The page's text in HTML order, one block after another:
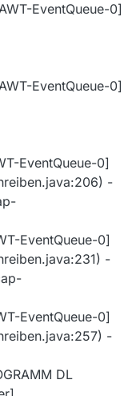
EventQueue-0]
EventQueue-0]
EventQueue-0]
-
EventQueue-0]
-
EventQueue-0]
-
DL